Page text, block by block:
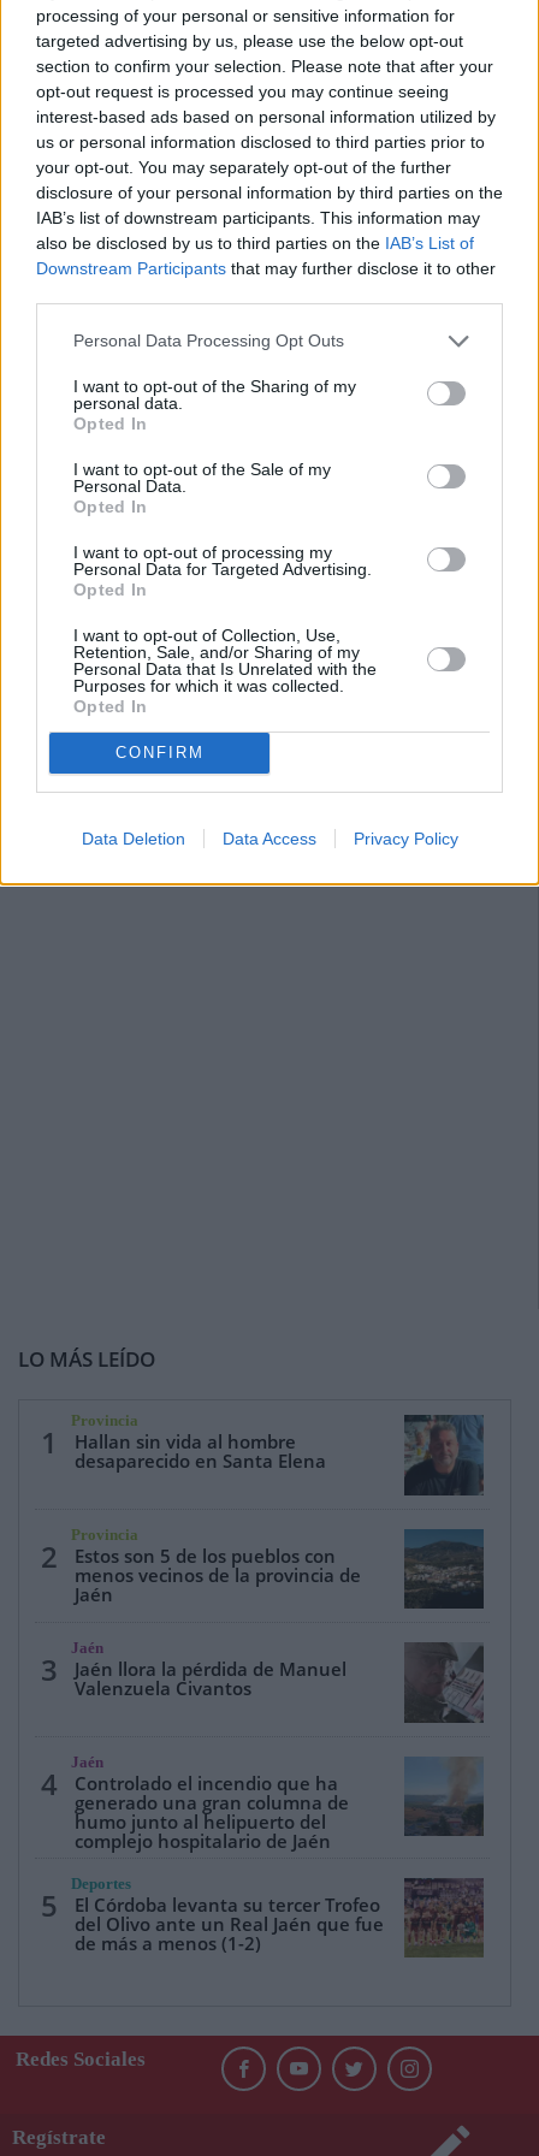
processing of your personal or sensitive information for
targeted advertising by us, please use the below opt-out
section to confirm your selection. Please note that after your
opt-out request is processed you may continue seeing
interest-based ads based on personal information utilized by
us or personal information disclosed to third parties prior to
your opt-out. You may separately opt-out of the further
disclosure of your personal information by third parties on the
IAB’s list of downstream participants. This information may
also be disclosed by us to third parties on the IAB’s List of
Downstream Participants that may further disclose it to other
Personal Data Processing Opt Outs
I want to opt-out of the Sharing of my
personal data.
Opted In
I want to opt-out of the Sale of my
Personal Data.
Opted In
I want to opt-out of processing my
Personal Data for Targeted Advertising.
Opted In
I want to opt-out of Collection, Use,
Retention, Sale, and/or Sharing of my
Personal Data that Is Unrelated with the
Purposes for which it was collected.
Opted In
CONFIRM
Data Deletion Data Access Privacy Policy
LO MÁS LEÍDO
1
Provincia
Hallan sin vida al hombre
desaparecido en Santa Elena
2
Provincia
Estos son 5 de los pueblos con
menos vecinos de la provincia de
Jaén
3
Jaén
Jaén llora la pérdida de Manuel
Valenzuela Civantos
4
Jaén
Controlado el incendio que ha
generado una gran columna de
humo junto al helipuerto del
complejo hospitalario de Jaén
5
Deportes
El Córdoba levanta su tercer Trofeo
del Olivo ante un Real Jaén que fue
de más a menos (1-2)
Redes Sociales
Regístrate